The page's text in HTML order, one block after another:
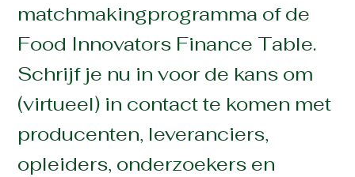
matchmakingprogramma of de
Food Innovators Finance Table.
Schrijf je nu in voor de kans om
(virtueel) in contact te komen met
producenten, leveranciers,
opleiders, onderzoekers en